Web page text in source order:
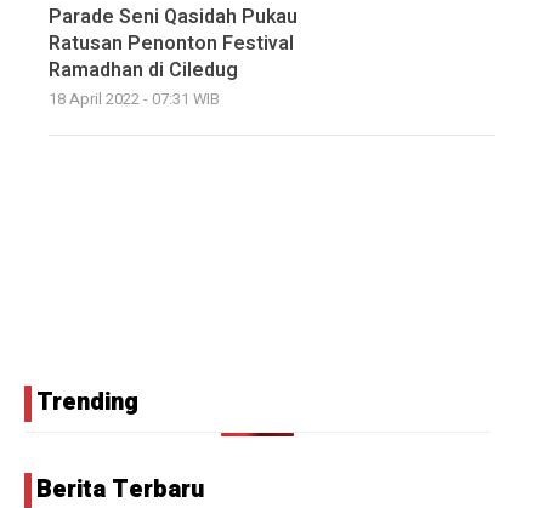
Parade Seni Qasidah Pukau
Ratusan Penonton Festival
Ramadhan di Ciledug
18 April 2022 - 07:31 WIB
Trending
Berita Terbaru